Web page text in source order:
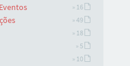
» 16
» 49
» 18
» 5
» 10